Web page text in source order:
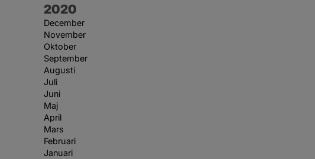
År:
2020
December
November
Oktober
September
Augusti
Juli
Juni
Maj
April
Mars
Februari
Januari